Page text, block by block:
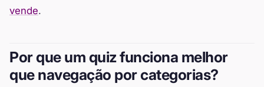
vende.
Por que um quiz funciona melhor
que navegação por categorias?